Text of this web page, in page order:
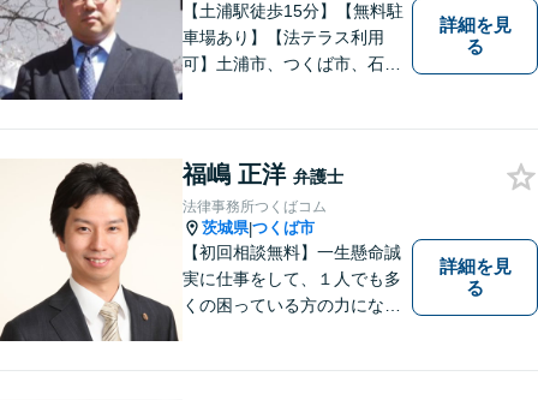
【土浦駅徒歩15分】【無料駐
車場あり】【法テラス利用
可】土浦市、つくば市、石岡
す。
詳細を見
る
福嶋 正洋 弁護士
法律事務所つくばコム
茨城県|つくば市
【初回相談無料】一生懸命誠
実に仕事をして、１人でも多
くの困っている方の力にな
詳細を見
る